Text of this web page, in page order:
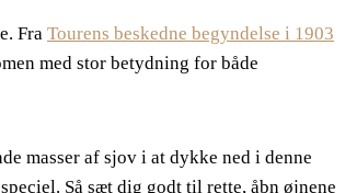
Fra Tourens beskedne begyndelse i 1903
med stor betydning for både
masser af sjov i at dykke ned i denne
Så sæt dig godt til rette, åbn øjnene